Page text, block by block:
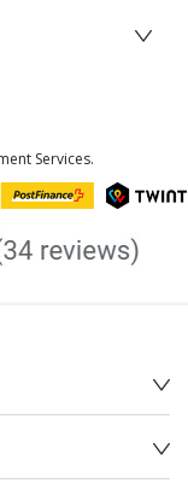
Services.